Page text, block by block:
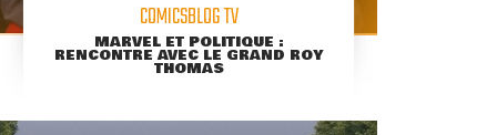
COMICSBLOG TV
MARVEL ET POLITIQUE :
RENCONTRE AVEC LE GRAND ROY
THOMAS